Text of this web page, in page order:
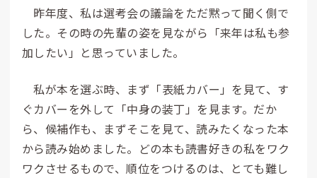
昨年度、私は選考会の議論をただ黙って聞く側で
した。その時の先輩の姿を見ながら「来年は私も参
加したい」と思っていました。
私が本を選ぶ時、まず「表紙カバー」を見て、す
ぐカバーを外して「中身の装丁」を見ます。だか
ら、候補作も、まずそこを見て、読みたくなった本
から読み始めました。どの本も読書好きの私をワク
ワクさせるもので、順位をつけるのは、とても難し